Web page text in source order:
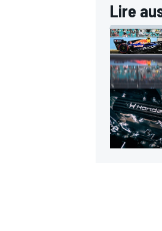
AUTRES
Lire